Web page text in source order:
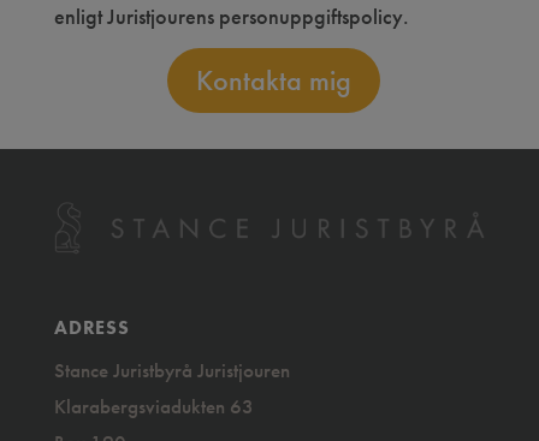
enligt Juristjourens personuppgiftspolicy.
Kontakta mig
ADRESS
Stance Juristbyrå Juristjouren
Klarabergsviadukten 63